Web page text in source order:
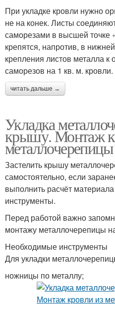
При укладке кровли нужно
не на конек. Листы
саморезами в высшей точке
крепятся, напротив, в
крепления листов металла к
саморезов на 1 кв. м. кровли.
читать дальше →
Укладка
крышу. Монтаж
металлочерепицы
Застелить крышу
самостоятельно, если
выполнить расчёт
инструменты.
Перед работой важно
монтажу металлочерепицы
Необходимые инструменты
Для укладки
ножницы по металлу;